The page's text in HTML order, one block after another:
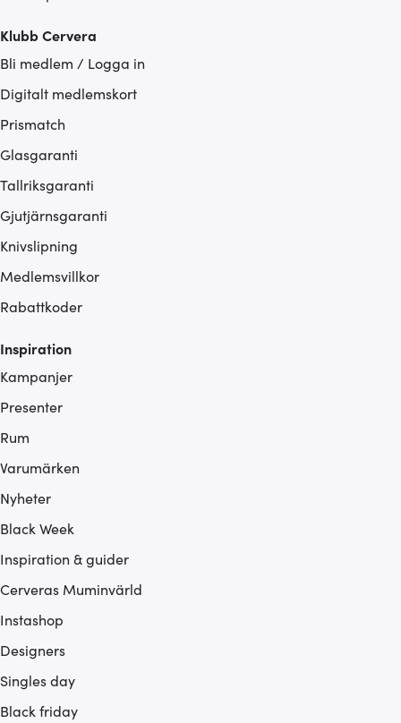
Klubb Cervera
Bli medlem / Logga in
Digitalt medlemskort
Prismatch
Glasgaranti
Tallriksgaranti
Gjutjärnsgaranti
Knivslipning
Medlemsvillkor
Rabattkoder
Inspiration
Kampanjer
Presenter
Rum
Varumärken
Nyheter
Black Week
Inspiration & guider
Cerveras Muminvärld
Instashop
Designers
Singles day
Black friday